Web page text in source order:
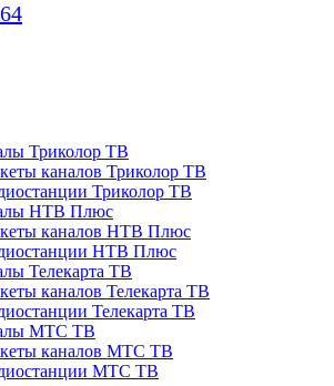
Триколор ТВ
каналов Триколор ТВ
Триколор ТВ
НТВ Плюс
каналов НТВ Плюс
НТВ Плюс
Телекарта ТВ
каналов Телекарта ТВ
Телекарта ТВ
МТС ТВ
каналов МТС ТВ
МТС ТВ